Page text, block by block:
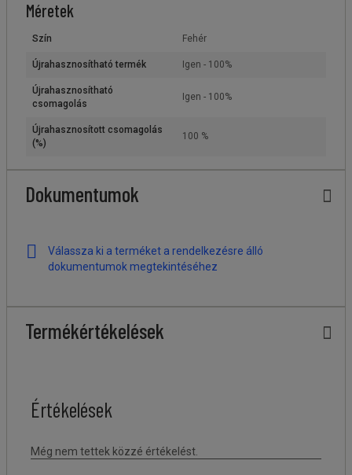
Méretek
Szín Fehér
Újrahasznosítható termék Igen - 100%
Újrahasznosítható
csomagolás
Igen - 100%
Újrahasznosított csomagolás
(%)
100 %
Dokumentumok
Válassza ki a terméket a rendelkezésre álló
dokumentumok megtekintéséhez
Termékértékelések